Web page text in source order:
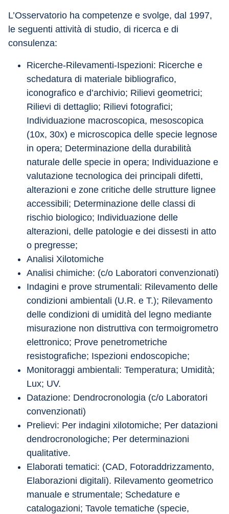
L’Osservatorio ha competenze e svolge, dal 1997,
le seguenti attività di studio, di ricerca e di
consulenza:
Ricerche-Rilevamenti-Ispezioni: Ricerche e
schedatura di materiale bibliografico,
iconografico e d’archivio; Rilievi geometrici;
Rilievi di dettaglio; Rilievi fotografici;
Individuazione macroscopica, mesoscopica
(10x, 30x) e microscopica delle specie legnose
in opera; Determinazione della durabilità
naturale delle specie in opera; Individuazione e
valutazione tecnologica dei principali difetti,
alterazioni e zone critiche delle strutture lignee
accessibili; Determinazione delle classi di
rischio biologico; Individuazione delle
alterazioni, delle patologie e dei dissesti in atto
o pregresse;
Analisi Xilotomiche
Analisi chimiche: (c/o Laboratori convenzionati)
Indagini e prove strumentali: Rilevamento delle
condizioni ambientali (U.R. e T.); Rilevamento
delle condizioni di umidità del legno mediante
misurazione non distruttiva con termoigrometro
elettronico; Prove penetrometriche
resistografiche; Ispezioni endoscopiche;
Monitoraggi ambientali: Temperatura; Umidità;
Lux; UV.
Datazione: Dendrocronologia (c/o Laboratori
convenzionati)
Prelievi: Per indagini xilotomiche; Per datazioni
dendrocronologiche; Per determinazioni
qualitative.
Elaborati tematici: (CAD, Fotoraddrizzamento,
Elaborazioni digitali). Rilevamento geometrico
manuale e strumentale; Schedature e
catalogazioni; Tavole tematiche (specie,